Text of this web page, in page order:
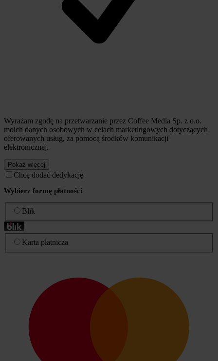
Wyrażam zgodę na przetwarzanie przez Coffee Media Sp. z o.o.
moich danych osobowych w celach marketingowych dotyczących
oferowanych usług, za pomocą środków komunikacji
elektronicznej.
Pokaż więcej
Chcę dodać dedykację
Wybierz formę płatności
Blik
Karta płatnicza